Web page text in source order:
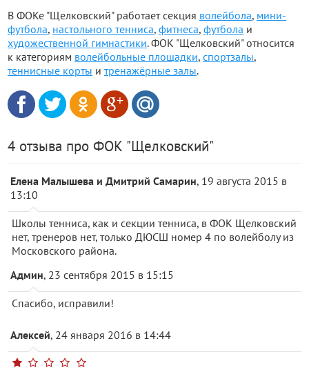
В ФОКе "Щелковский" работает секция волейбола, мини-
футбола, настольного тенниса, фитнеса, футбола и
художественной гимнастики. ФОК "Щелковский" относится
к категориям волейбольные площадки, спортзалы,
теннисные корты и тренажёрные залы.
4 отзыва про ФОК "Щелковский"
Елена Малышева и Дмитрий Самарин, 19 августа 2015 в
13:10
Школы тенниса, как и секции тенниса, в ФОК Щелковский
нет, тренеров нет, только ДЮСШ номер 4 по волейболу из
Московского района.
Админ, 23 сентября 2015 в 15:15
Спасибо, исправили!
Алексей, 24 января 2016 в 14:44